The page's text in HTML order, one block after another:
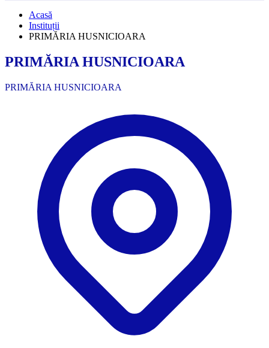
Acasă
Instituții
PRIMĂRIA HUSNICIOARA
PRIMĂRIA HUSNICIOARA
PRIMĂRIA HUSNICIOARA